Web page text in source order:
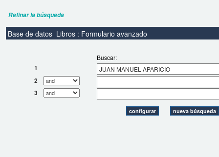
Refinar la búsqueda
Base de datos Libros : Formulario avanzado
Buscar:
1
2
3